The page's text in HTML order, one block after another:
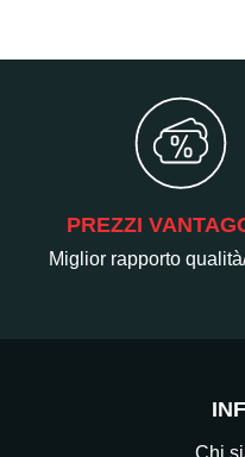
PREZZI
Miglior rapporto
Chi